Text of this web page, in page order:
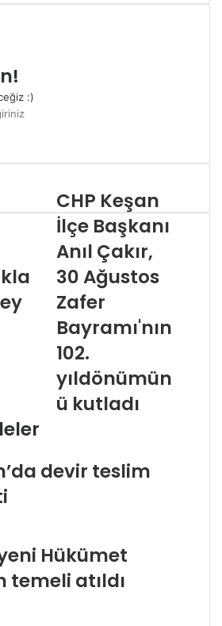
:)
CHP Keşan
İlçe Başkanı
Anıl Çakır,
30 Ağustos
Zafer
Bayramı'nın
102.
yıldönümün
ü kutladı
devir teslim
Hükümet
temeli atıldı